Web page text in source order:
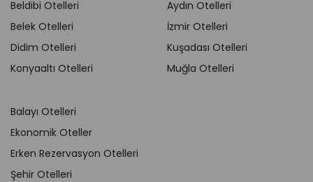
Beldibi Otelleri
Belek Otelleri
Didim Otelleri
Konyaaltı Otelleri
Aydın Otelleri
İzmir Otelleri
Kuşadası Otelleri
Muğla Otelleri
Balayı Otelleri
Ekonomik Oteller
Erken Rezervasyon Otelleri
Şehir Otelleri